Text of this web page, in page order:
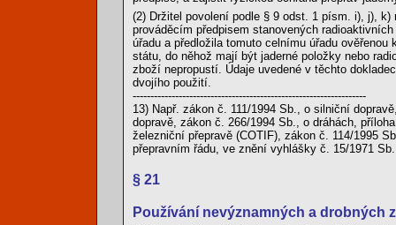
(2) Držitel povolení podle § 9 odst. 1 písm. i), j),
prováděcím předpisem stanovených
úřadu a předložila tomuto celnímu úřadu
státu, do něhož mají být jaderné položky nebo
zboží nepropustí. Údaje uvedené v těchto
dvojího použití.
------------------------------------------------------------------
13) Např. zákon č. 111/1994 Sb., o silniční
dopravě, zákon č. 266/1994 Sb., o dráhách,
železniční přepravě (COTIF), zákon č. 114/1995
přepravním řádu, ve znění vyhlášky č. 15/1971 Sb.
§ 21
Používání nevýznamných a drobných